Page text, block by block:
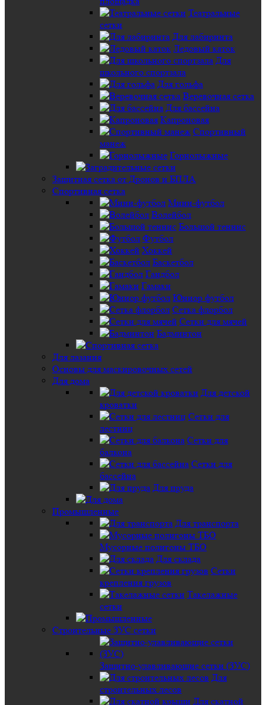
Театральные
сетки
Для лабиринта
Ледовый каток
Для
школьного спортзала
Для гольфа
Веревочная сетка
Для бассейна
Капроновая
Спортивный
манеж
Горнолыжные
Защитная сетка от Дронов и БПЛА
Спортивная сетка
Мини-футбол
Волейбол
Большой теннис
Футбол
Хоккей
Баскетбол
Гандбол
Гамаки
Юниор футбол
Сетка флорбол
Сетки для мячей
Бадминтон
Для лазания
Основы для маскировочных сетей
Для дома
Для детской
кроватки
Сетки для
лестниц
Сетки для
балкона
Сетки для
бассейна
Для пруда
Промышленные
Для транспорта
Мусорные полигоны ТБО
Для склада
Сетки
крепления грузов
Такелажные
сетки
Строительные ЗУС сетки
Защитно-улавливающие сетки (ЗУС)
Для
строительных лесов
Для скатной